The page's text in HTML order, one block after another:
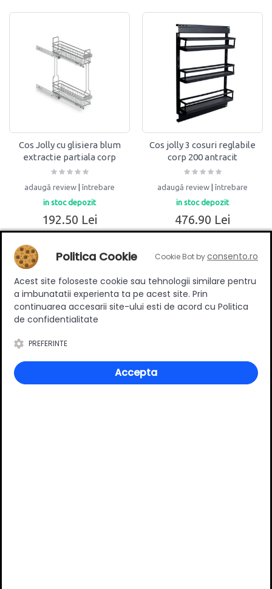
Cos Jolly cu glisiera blum
extractie partiala corp
250mm ENG
adaugă review
întrebare
in stoc depozit
192.50 Lei
Cos jolly 3 cosuri reglabile
corp 200 antracit
adaugă review
întrebare
in stoc depozit
476.90 Lei
Politica Cookie Cookie Bot byconsento.ro
Acest site foloseste cookie sau tehnologii similare pentru
a imbunatatii experienta ta pe acest site. Prin
continuarea accesarii site-ului esti de acord cu Politica
de confidentialitate
PREFERINTE
Accepta